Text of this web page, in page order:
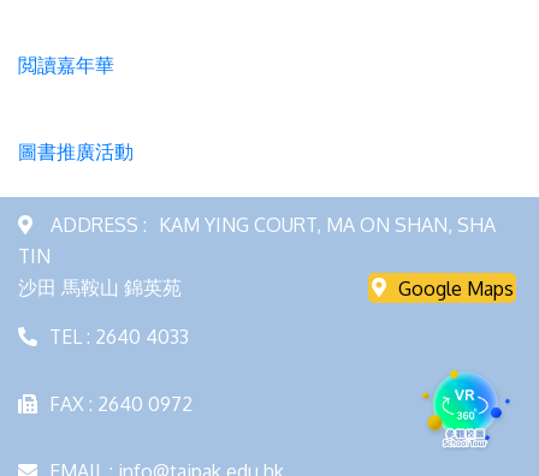
閲讀嘉年華
圖書推廣活動
ADDRESS : KAM YING COURT, MA ON SHAN, SHA
TIN
沙田 馬鞍山 錦英苑
Google Maps
TEL : 2640 4033
FAX : 2640 0972